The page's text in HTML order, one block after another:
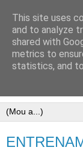
Pàgina
Disfruta de
This site uses
and to analyze
shared with
metrics to
statistics, and